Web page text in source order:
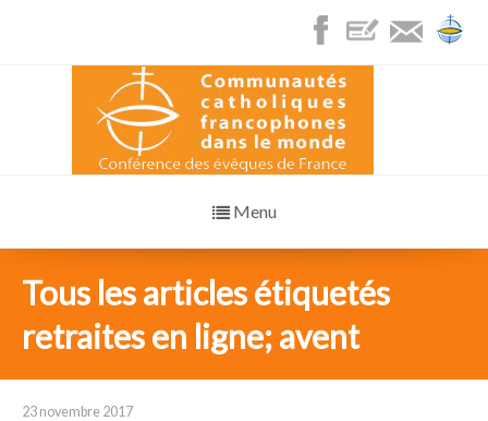
Menu
Tous les articles étiquetés
retraites en ligne; avent
23 novembre 2017